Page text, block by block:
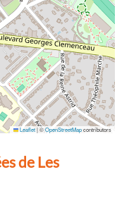
Leaflet|©OpenStreetMapcontributors
de Les